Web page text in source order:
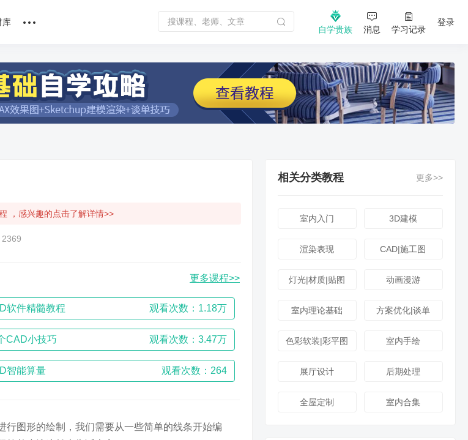
库
课程文章
自学贵族 消息 学习记录
登录
，感兴趣的点击了解详情>>
更多课程>>
软件精髓教程 观看次数：1.18万
CAD小技巧 观看次数：3.47万
智能算量 观看次数：264
图形的绘制，我们需要从一些简单的线条开始编
相关分类教程 更多>>
室内入门 3D建模
渲染表现 CAD|施工图
灯光|材质|贴图 动画漫游
室内理论基础 方案优化|谈单
色彩软装|彩平图 室内手绘
展厅设计 后期处理
全屋定制 室内合集